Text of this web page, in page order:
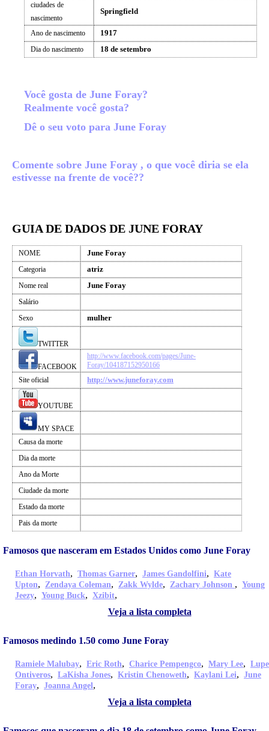
ciudades de
nascimento
Springfield
Ano de nascimento 1917
Dia do nascimento 18 de setembro
Você gosta de June Foray?
Realmente você gosta?
Dê o seu voto para June Foray
Comente sobre June Foray , o que você diria se ela
estivesse na frente de você??
GUIA DE DADOS DE JUNE FORAY
NOME June Foray
Categoria atriz
Nome real June Foray
Salário
Sexo
mulher
TWITTER
FACEBOOK
http://www.facebook.com/pages/June-
Foray/104187152950166
Site oficial
http://www.juneforay.com
YOUTUBE
MY SPACE
Causa da morte
Dia da morte
Ano da Morte
Ciudade da morte
Estado da morte
Pais da morte
Famosos que nasceram em Estados Unidos como June Foray
Ethan Horvath, Thomas Garner, James Gandolfini, Kate
Upton, Zendaya Coleman, Zakk Wylde, Zachary Johnson , Young
Jeezy, Young Buck, Xzibit,
Veja a lista completa
Famosos medindo 1.50 como June Foray
Ramiele Malubay, Eric Roth, Charice Pempengco, Mary Lee, Lupe
Ontiveros, LaKisha Jones, Kristin Chenoweth, Kaylani Lei, June
Foray, Joanna Angel,
Veja a lista completa